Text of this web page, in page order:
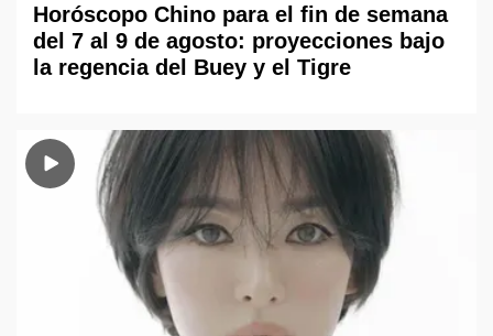
Horóscopo Chino para el fin de semana
del 7 al 9 de agosto: proyecciones bajo
la regencia del Buey y el Tigre